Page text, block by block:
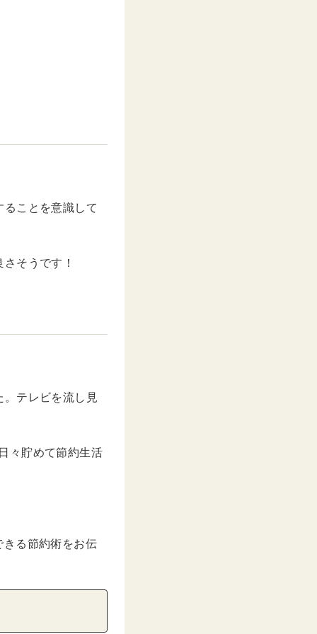
ことを意識して
そうです！
。テレビを流し見
々貯めて節約生活
る節約術をお伝